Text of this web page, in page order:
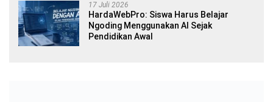
17 Juli 2026
HardaWebPro: Siswa Harus Belajar
Ngoding Menggunakan AI Sejak
Pendidikan Awal